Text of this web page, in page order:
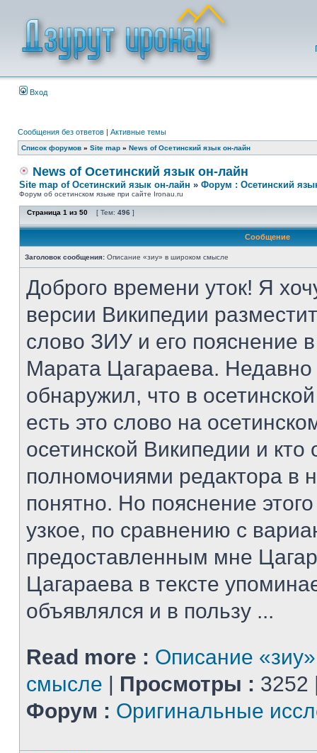
Вход
Сообщения без ответов | Активные темы
Список форумов » Site map » News of Осетинский язык он-лайн
News of Осетинский язык он-лайн
Site map of Осетинский язык он-лайн » Форум : Осетинский
Форум об осетинском языке при сайте Ironau.ru
Страница 1 из 50 [ Тем: 496 ]
Сообщение
Заголовок сообщения: Описание «зиу» в широком смысле
Доброго времени уток! Я
версии Википедии
слово ЗИУ и его пояснение
Марата Цагараева. Недавно
обнаружил, что в
есть это слово на
осетинской Википедии и кто
полномочиями редактора в
понятно. Но пояснение
узкое, по сравнению с
предоставленным мне
Цагараева в тексте
объявлялся и в пользу ...
Read more : Описание
смысле | Просмотры :
Форум : Оригинальные